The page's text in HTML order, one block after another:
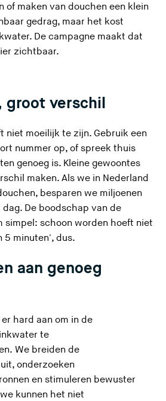
of maken van douchen een klein
gedrag, maar het kost
De campagne maakt dat
zichtbaar.
groot verschil
niet moeilijk te zijn. Gebruik een
nummer op, of spreek thuis
genoeg is. Kleine gewoontes
maken. Als we in Nederland
besparen we miljoenen
De boodschap van de
simpel: schoon worden hoeft niet
5 minuten', dus.
aan genoeg
hard aan om in de
te
We breiden de
onderzoeken
en stimuleren bewuster
kunnen het niet